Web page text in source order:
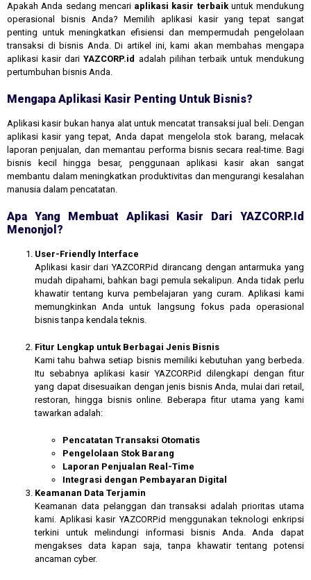
Apakah Anda sedang mencari aplikasi kasir terbaikuntuk mendukung
operasional bisnis Anda? Memilih aplikasi kasir yang tepat sangat
penting untuk meningkatkan efisiensi dan mempermudah pengelolaan
transaksi di bisnis Anda. Di artikel ini, kami akan membahas mengapa
aplikasi kasir dariYAZCORP.id adalah pilihan terbaik untuk mendukung
pertumbuhan bisnis Anda.
Mengapa Aplikasi Kasir Penting Untuk Bisnis?
Aplikasi kasir bukan hanya alat untuk mencatat transaksi jual beli. Dengan
aplikasi kasir yang tepat, Anda dapat mengelola stok barang, melacak
laporan penjualan, dan memantau performa bisnis secara real-time. Bagi
bisnis kecil hingga besar, penggunaan aplikasi kasir akan sangat
membantu dalam meningkatkan produktivitas dan mengurangi kesalahan
manusia dalam pencatatan.
Apa Yang Membuat Aplikasi Kasir Dari YAZCORP.id
Menonjol?
User-Friendly Interface
Aplikasi kasir dari YAZCORP.id dirancang dengan antarmuka yang
mudah dipahami, bahkan bagi pemula sekalipun. Anda tidak perlu
khawatir tentang kurva pembelajaran yang curam. Aplikasi kami
memungkinkan Anda untuk langsung fokus pada operasional
bisnis tanpa kendala teknis.
Fitur Lengkap untuk Berbagai Jenis Bisnis
Kami tahu bahwa setiap bisnis memiliki kebutuhan yang berbeda.
Itu sebabnya aplikasi kasir YAZCORP.id dilengkapi dengan fitur
yang dapat disesuaikan dengan jenis bisnis Anda, mulai dari retail,
restoran, hingga bisnis online. Beberapa fitur utama yang kami
tawarkan adalah:
Pencatatan Transaksi Otomatis
Pengelolaan Stok Barang
Laporan Penjualan Real-Time
Integrasi dengan Pembayaran Digital
Keamanan Data Terjamin
Keamanan data pelanggan dan transaksi adalah prioritas utama
kami. Aplikasi kasir YAZCORP.id menggunakan teknologi enkripsi
terkini untuk melindungi informasi bisnis Anda. Anda dapat
mengakses data kapan saja, tanpa khawatir tentang potensi
ancaman cyber.